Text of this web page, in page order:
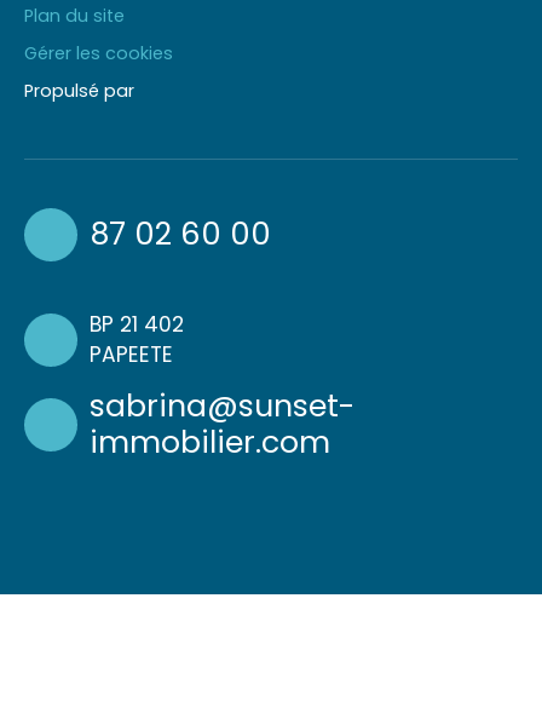
Plan du site
Gérer les cookies
Propulsé par
87 02 60 00
BP 21 402
PAPEETE
sabrina@sunset-
immobilier.com